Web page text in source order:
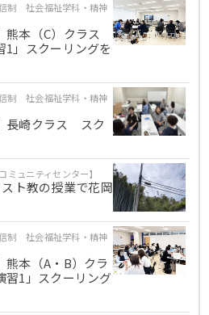
制 社会福祉学科・精神
熊本（C）クラス
1」スクーリングを
制 社会福祉学科・精神
長崎クラス スク
ュニティセンター】
スト教の授業で花岡
制 社会福祉学科・精神
熊本（A・B）クラ
習1」スクーリング